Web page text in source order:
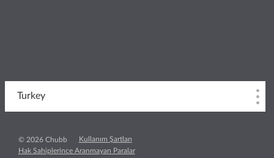
Turkey
© 2026 Chubb
Kullanım Şartları
Hak Sahiplerince Aranmayan Paralar